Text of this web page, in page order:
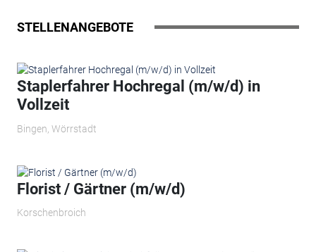
STELLENANGEBOTE
Staplerfahrer Hochregal (m/w/d) in
Vollzeit
Bingen, Wörrstadt
Florist / Gärtner (m/w/d)
Korschenbroich